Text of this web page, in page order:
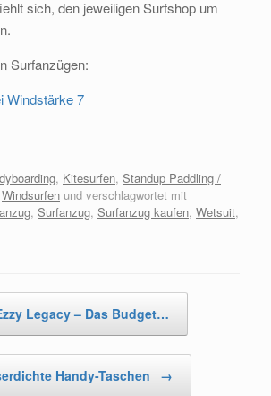
sich, den jeweiligen Surfshop um
Surfanzügen:
, Kitesurfen, Standup Paddling /
Windsurfen und verschlagwortet mit
, Surfanzug, Surfanzug kaufen, Wetsuit,
Legacy – Das Budget…
Handy-Taschen →